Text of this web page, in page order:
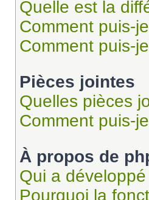
Quelle est la
Comment puis-
Comment puis-
Pièces jointes
Quelles pièces
Comment puis-
À propos de
Qui a
Pourquoi la